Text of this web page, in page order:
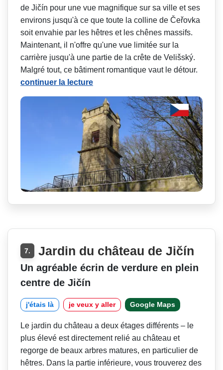
de Jičín pour une vue magnifique sur sa ville et ses
environs jusqu'à ce que toute la colline de Čeřovka
soit envahie par les hêtres et les chênes massifs.
Maintenant, il n'offre qu'une vue limitée sur la
carrière jusqu'à une partie de la crête de Velišský.
Malgré tout, ce bâtiment romantique vaut le détour.
continuer la lecture
7. Jardin du château de Jičín
Un agréable écrin de verdure en plein
centre de Jičín
j'étais là je veux y aller Google Maps
Le jardin du château a deux étages différents – le
plus élevé est directement relié au château et
regorge de beaux arbres matures, en particulier de
hêtres. Dans la partie inférieure, vous trouverez des